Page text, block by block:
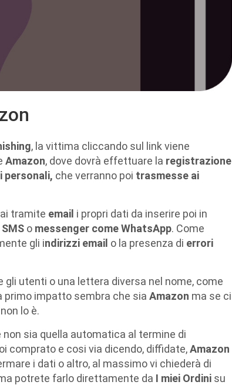
, la vittima cliccando sul link viene
Amazon, dove dovrà effettuare la registrazione
personali, che verranno poi trasmesse ai
tramite email i propri dati da inserire poi in
SMS o messenger come WhatsApp. Come
gli indirizzi email o la presenza di errori
utenti o una lettera diversa nel nome, come
primo impatto sembra che sia Amazon ma se ci
lo è.
non sia quella automatica al termine di
comprato e cosi via dicendo, diffidate,Amazon
i dati o altro, al massimo vi chiederà di
potrete farlo direttamente da I miei Ordini su